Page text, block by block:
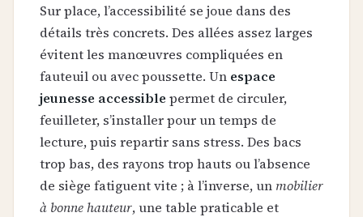
Sur place, l’accessibilité se joue dans des
détails très concrets. Des allées assez larges
évitent les manœuvres compliquées en
fauteuil ou avec poussette. Un espace
jeunesse accessible permet de circuler,
feuilleter, s’installer pour un temps de
lecture, puis repartir sans stress. Des bacs
trop bas, des rayons trop hauts ou l’absence
de siège fatiguent vite ; à l’inverse, un mobilier
à bonne hauteur, une table praticable et